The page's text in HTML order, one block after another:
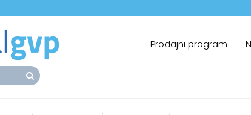
Prodajni program